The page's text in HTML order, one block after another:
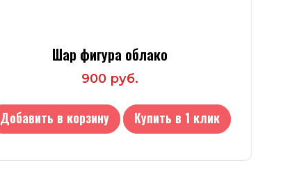
Шар фигура облако
900 руб.
Добавить в корзину Купить в 1 клик